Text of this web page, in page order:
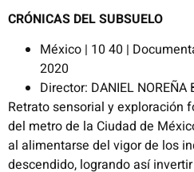
CRÓNICAS DEL SUBSUELO
México | 10 40 |
2020
Director: DANIEL NOREÑA
Retrato sensorial y exploración
del metro de la Ciudad de
al alimentarse del vigor de los
descendido, logrando así